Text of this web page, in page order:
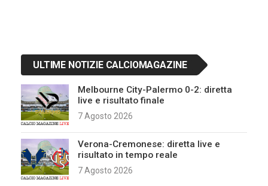
ULTIME NOTIZIE CALCIOMAGAZINE
Melbourne City-Palermo 0-2: diretta
live e risultato finale
7 Agosto 2026
Verona-Cremonese: diretta live e
risultato in tempo reale
7 Agosto 2026